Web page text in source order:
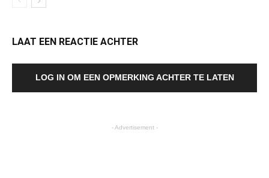
LAAT EEN REACTIE ACHTER
LOG IN OM EEN OPMERKING ACHTER TE LATEN
- Advertisement -